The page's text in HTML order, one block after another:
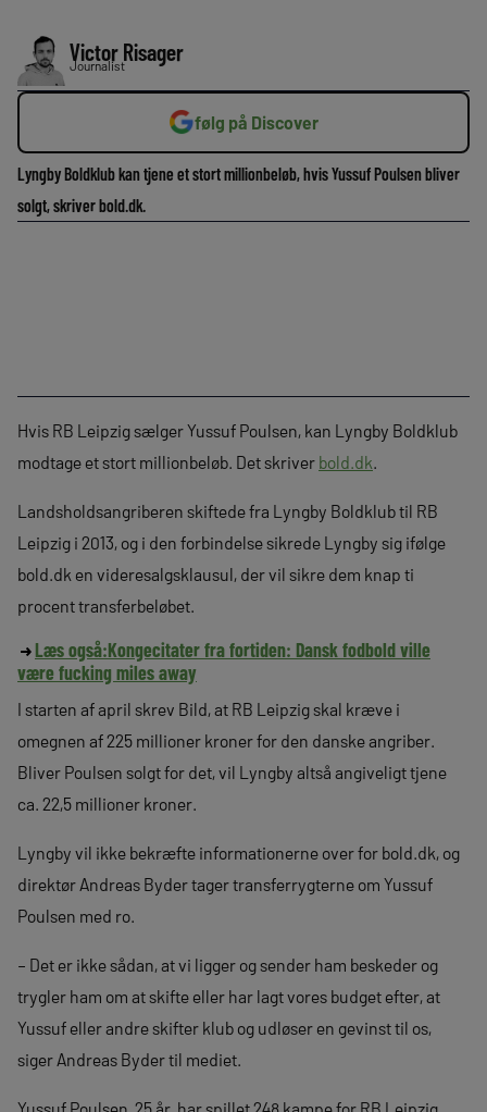
Victor Risager
Journalist
følg på Discover
Lyngby Boldklub kan tjene et stort millionbeløb, hvis Yussuf Poulsen bliver
solgt, skriver bold.dk.
Hvis RB Leipzig sælger Yussuf Poulsen, kan Lyngby Boldklub
modtage et stort millionbeløb. Det skriver bold.dk.
Landsholdsangriberen skiftede fra Lyngby Boldklub til RB
Leipzig i 2013, og i den forbindelse sikrede Lyngby sig ifølge
bold.dk en videresalgsklausul, der vil sikre dem knap ti
procent transferbeløbet.
Læs også:Kongecitater fra fortiden: Dansk fodbold ville
være fucking miles away
I starten af april skrev Bild, at RB Leipzig skal kræve i
omegnen af 225 millioner kroner for den danske angriber.
Bliver Poulsen solgt for det, vil Lyngby altså angiveligt tjene
ca. 22,5 millioner kroner.
Lyngby vil ikke bekræfte informationerne over for bold.dk, og
direktør Andreas Byder tager transferrygterne om Yussuf
Poulsen med ro.
– Det er ikke sådan, at vi ligger og sender ham beskeder og
trygler ham om at skifte eller har lagt vores budget efter, at
Yussuf eller andre skifter klub og udløser en gevinst til os,
siger Andreas Byder til mediet.